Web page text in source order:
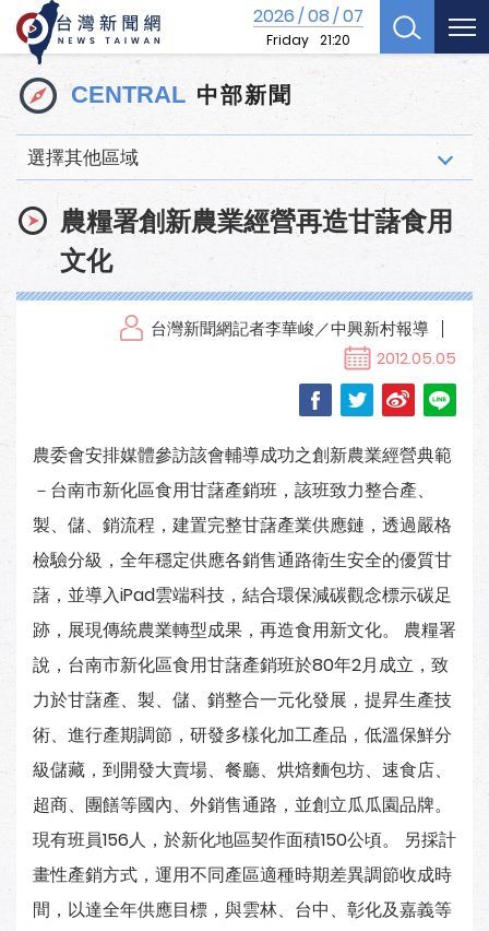
2026/08/07
Friday 21:20
CENTRAL 中部新聞
選擇其他區域
農糧署創新農業經營再造甘藷食用
文化
台灣新聞網記者李華峻／中興新村報導
2012.05.05
農委會安排媒體參訪該會輔導成功之創新農業經營典範
－台南市新化區食用甘藷產銷班，該班致力整合產、
製、儲、銷流程，建置完整甘藷產業供應鏈，透過嚴格
檢驗分級，全年穩定供應各銷售通路衛生安全的優質甘
藷，並導入iPad雲端科技，結合環保減碳觀念標示碳足
跡，展現傳統農業轉型成果，再造食用新文化。 農糧署
說，台南市新化區食用甘藷產銷班於80年2月成立，致
力於甘藷產、製、儲、銷整合一元化發展，提昇生產技
術、進行產期調節，研發多樣化加工產品，低溫保鮮分
級儲藏，到開發大賣場、餐廳、烘焙麵包坊、速食店、
超商、團饍等國內、外銷售通路，並創立瓜瓜園品牌。
現有班員156人，於新化地區契作面積150公頃。 另採計
畫性產銷方式，運用不同產區適種時期差異調節收成時
間，以達全年供應目標，與雲林、台中、彰化及嘉義等